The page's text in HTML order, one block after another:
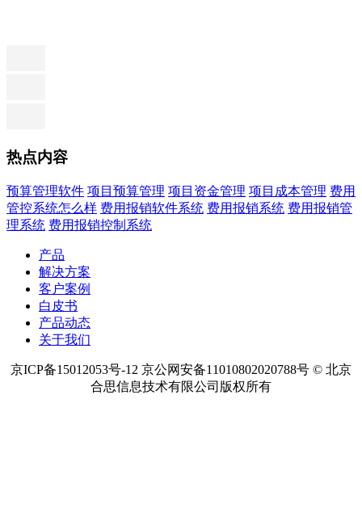
热点内容
预算管理软件 项目预算管理 项目资金管理 项目成本管理 费用
管控系统怎么样 费用报销软件系统 费用报销系统 费用报销管
理系统 费用报销控制系统
产品
解决方案
客户案例
白皮书
产品动态
关于我们
京ICP备15012053号-12 京公网安备11010802020788号 © 北京
合思信息技术有限公司版权所有